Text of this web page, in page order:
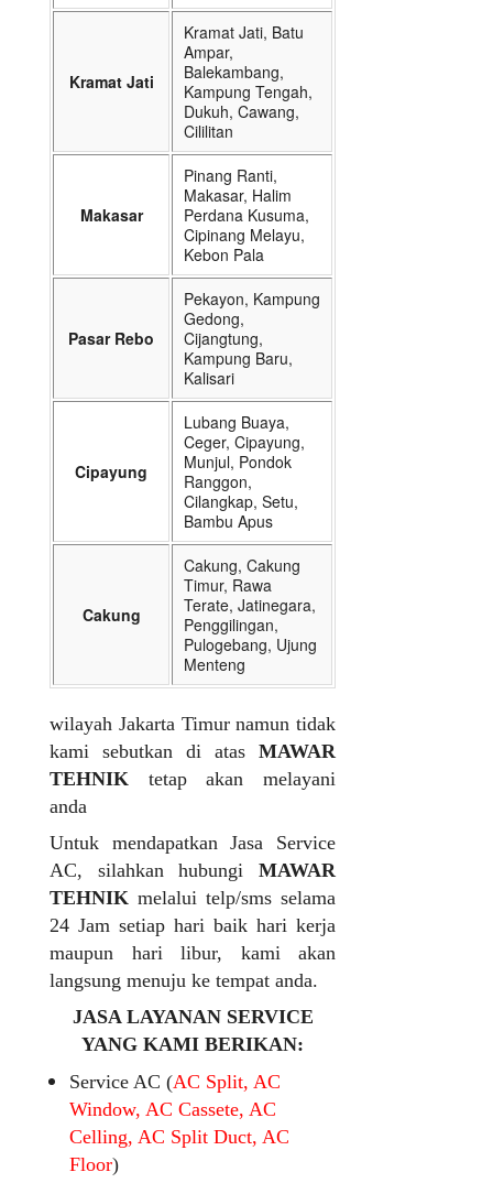
Kramat Jati
Kramat Jati, Batu
Ampar,
Balekambang,
Kampung Tengah,
Dukuh, Cawang,
Cililitan
Makasar
Pinang Ranti,
Makasar, Halim
Perdana Kusuma,
Cipinang Melayu,
Kebon Pala
Pasar Rebo
Pekayon, Kampung
Gedong,
Cijangtung,
Kampung Baru,
Kalisari
Cipayung
Lubang Buaya,
Ceger, Cipayung,
Munjul, Pondok
Ranggon,
Cilangkap, Setu,
Bambu Apus
Cakung
Cakung, Cakung
Timur, Rawa
Terate, Jatinegara,
Penggilingan,
Pulogebang, Ujung
Menteng
wilayah Jakarta Timur namun tidak
kami sebutkan di atas MAWAR
TEHNIK tetap akan melayani
anda
Untuk mendapatkan Jasa Service
AC, silahkan hubungi MAWAR
TEHNIK melalui telp/sms selama
24 Jam setiap hari baik hari kerja
maupun hari libur, kami akan
langsung menuju ke tempat anda.
JASA LAYANAN SERVICE
YANG KAMI BERIKAN:
Service AC (AC Split, AC
Window, AC Cassete, AC
Celling, AC Split Duct, AC
Floor)